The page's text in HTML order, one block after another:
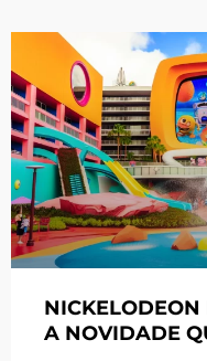
NICKELODEON
A NOVIDADE